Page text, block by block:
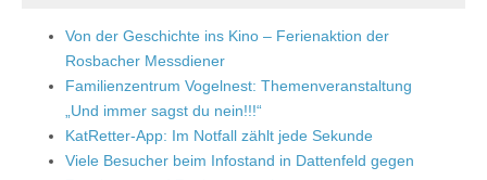
Von der Geschichte ins Kino – Ferienaktion der
Rosbacher Messdiener
Familienzentrum Vogelnest: Themenveranstaltung
„Und immer sagst du nein!!!“
KatRetter-App: Im Notfall zählt jede Sekunde
Viele Besucher beim Infostand in Dattenfeld gegen